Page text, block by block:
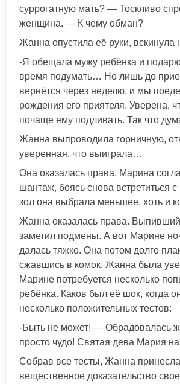
суррогатную мать? — Тоскливо
женщина. — К чему обман?
Жанна опустила её руки, вскинула
-Я обещала мужу ребёнка и
время подумать… Но лишь до
вернётся через неделю, и мы
рождения его приятеля. Уверена,
почаще ему подливать. Так что
Жанна выпроводила горничную,
уверенная, что выиграла…
Она оказалась права. Марина
шантаж, боясь снова встретиться
зол она выбрала меньшее, хоть и
Жанна оказалась права.
заметил подмены. А вот Марине
далась тяжко. Она потом долго
сжавшись в комок. Жанна была
Марине потребуется несколько
ребёнка. Каков был её шок, когда
несколько положительных тестов:
-Быть не может! — Обрадовалась
просто чудо! Святая дева Мария
Собрав все тесты, Жанна принесла
вещественное доказательство